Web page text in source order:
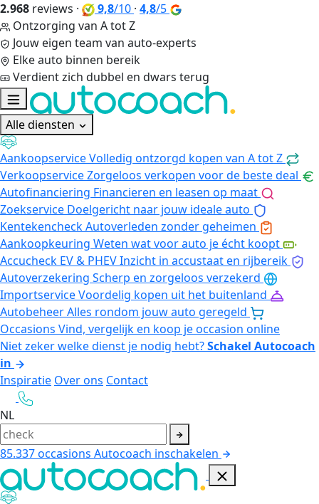
2.968 reviews · 9,8/10 · 4,8/5
Ontzorging van A tot Z
Jouw eigen team van auto-experts
Elke auto binnen bereik
Verdient zich dubbel en dwars terug
Alle diensten
AankoopserviceVolledig ontzorgd kopen van A tot Z
VerkoopserviceZorgeloos verkopen voor de beste deal
Autofinanciering Financieren en leasen op maat
Zoekservice Doelgericht naar jouw ideale auto
KentekencheckAutoverleden zonder geheimen
Aankoopkeuring Weten wat voor auto je écht koopt
Accucheck EV & PHEVInzicht in accustaat en rijbereik
Autoverzekering Scherp en zorgeloos verzekerd
ImportserviceVoordelig kopen uit het buitenland
AutobeheerAlles rondom jouw auto geregeld
Occasions Vind, vergelijk en koop je occasion online
Niet zeker welke dienst je nodig hebt?Schakel Autocoach
in
Inspiratie Over ons Contact
NL
85.337occasions Autocoach inschakelen